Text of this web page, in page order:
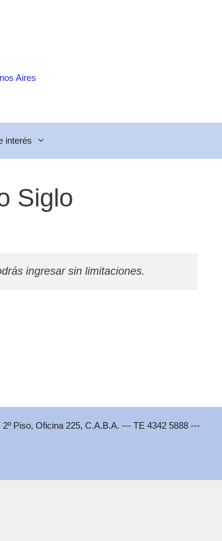
Aires
interés
Siglo
ingresar sin limitaciones.
Piso, Oficina 225, C.A.B.A. --- TE 4342 5888 ---